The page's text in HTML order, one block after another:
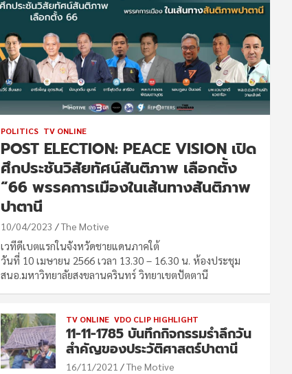
POLITICS TV ONLINE
POST ELECTION: PEACE VISION เปิด
ศึกประชันวิสัยทัศน์สันติภาพ เลือกตั้ง
“66 พรรคการเมืองในเส้นทางสันติภาพ
ปาตานี
10/04/2023 The Motive
เวทีดีเบตแรกในจังหวัดชายแดนภาคใต้
วันที่ 10 เมษายน 2566 เวลา 13.30 – 16.30 น. ห้องประชุม
สนอ.มหาวิทยาลัยสงขลานครินทร์ วิทยาเขตปัตตานี
TV ONLINE VDO CLIP HIGHLIGHT
11-11-1785 บันทึกกิจกรรมรำลึกวัน
สำคัญของประวัติศาสตร์ปาตานี
16/11/2021 The Motive